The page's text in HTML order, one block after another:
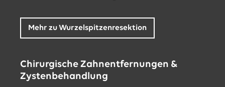
Mehr zu Wurzelspitzenresektion
Chirurgische Zahnentfernungen &
Zystenbehandlung